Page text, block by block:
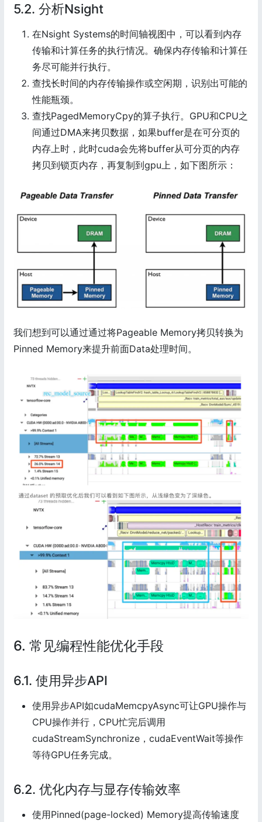
5.2. 分析Nsight
在Nsight Systems的时间轴视图中，可以看到内存
传输和计算任务的执行情况。确保内存传输和计算任
务尽可能并行执行。
查找长时间的内存传输操作或空闲期，识别出可能的
性能瓶颈。
查找PagedMemoryCpy的算子执行。GPU和CPU之
间通过DMA来拷贝数据，如果buffer是在可分页的
内存上时，此时cuda会先将buffer从可分页的内存
拷贝到锁页内存，再复制到gpu上，如下图所示：
我们想到可以通过通过将Pageable Memory拷贝转换为
Pinned Memory来提升前面Data处理时间。
6. 常见编程性能优化手段
6.1. 使用异步API
使用异步API如cudaMemcpyAsync可让GPU操作与
CPU操作并行，CPU忙完后调用
cudaStreamSynchronize，cudaEventWait等操作
等待GPU任务完成。
6.2. 优化内存与显存传输效率
使用Pinned(page-locked) Memory提高传输速度